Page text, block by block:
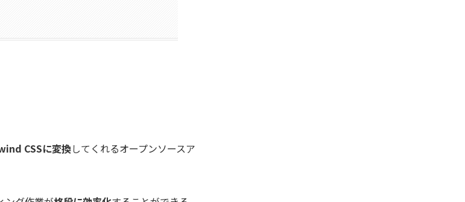
CSSに変換してくれるオープンソースア